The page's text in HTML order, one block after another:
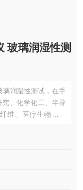
玻璃润湿性测
璃润湿性测试，在手
、化学化工、半导
维、医疗生物等领